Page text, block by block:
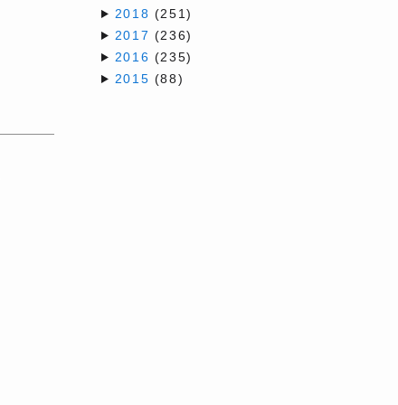
2018 (251)
2017 (236)
2016 (235)
2015 (88)